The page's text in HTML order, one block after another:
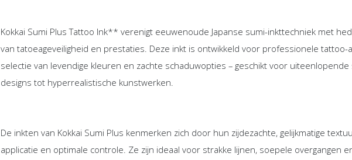
Kokkai Sumi Plus Tattoo Ink** verenigt eeuwenoude Japanse sumi-inkttechniek met
van tatoeageveiligheid en prestaties. Deze inkt is ontwikkeld voor professionele
selectie van levendige kleuren en zachte schaduwopties – geschikt voor
designs tot hyperrealistische kunstwerken.
De inkten van Kokkai Sumi Plus kenmerken zich door hun zijdezachte, gelijkmatige
applicatie en optimale controle. Ze zijn ideaal voor strakke lijnen, soepele overgangen